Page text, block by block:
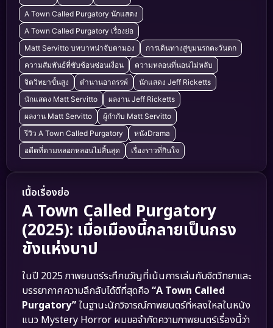
A Town Called Purgatory นักแสดง
A Town Called Purgatory เรื่องย่อ
Matt Servitto บทบาทน่าจับตามอง
การเดินทางสู่ขุมนรกตะวันตก
ความสัมพันธ์ที่ซับซ้อนซ่อนเงื่อน
ความหลอนที่นอนไม่หลับ
จิตวิทยาขั้นสูง
ตำนานอาถรรพ์
นักแสดง Jeff Ricketts
นักแสดง Matt Servitto
ผลงาน Jeff Ricketts
ผลงาน Matt Servitto
ผู้กำกับ Matt Servitto
รีวิว A Town Called Purgatory
หนังDrama
อดีตที่ตามหลอกหลอนไม่สิ้นสุด
เรื่องราวที่กินใจ
เนื้อเรื่องย่อ
A Town Called Purgatory
(2025): เมื่อเมืองนี้กลายเป็นกรง
ขังแห่งบาป
ในปี 2025 ภาพยนตร์ระทึกขวัญที่เน้นการเล่นกับจิตวิทยาและ
บรรยากาศความลึกลับได้ดีที่สุดคือ “A Town Called
Purgatory”ในฐานะนักวิจารณ์ภาพยนตร์ที่หลงใหลในหนัง
แนว Mystery Horror ผมขอจำกัดความภาพยนตร์เรื่องนี้ว่า